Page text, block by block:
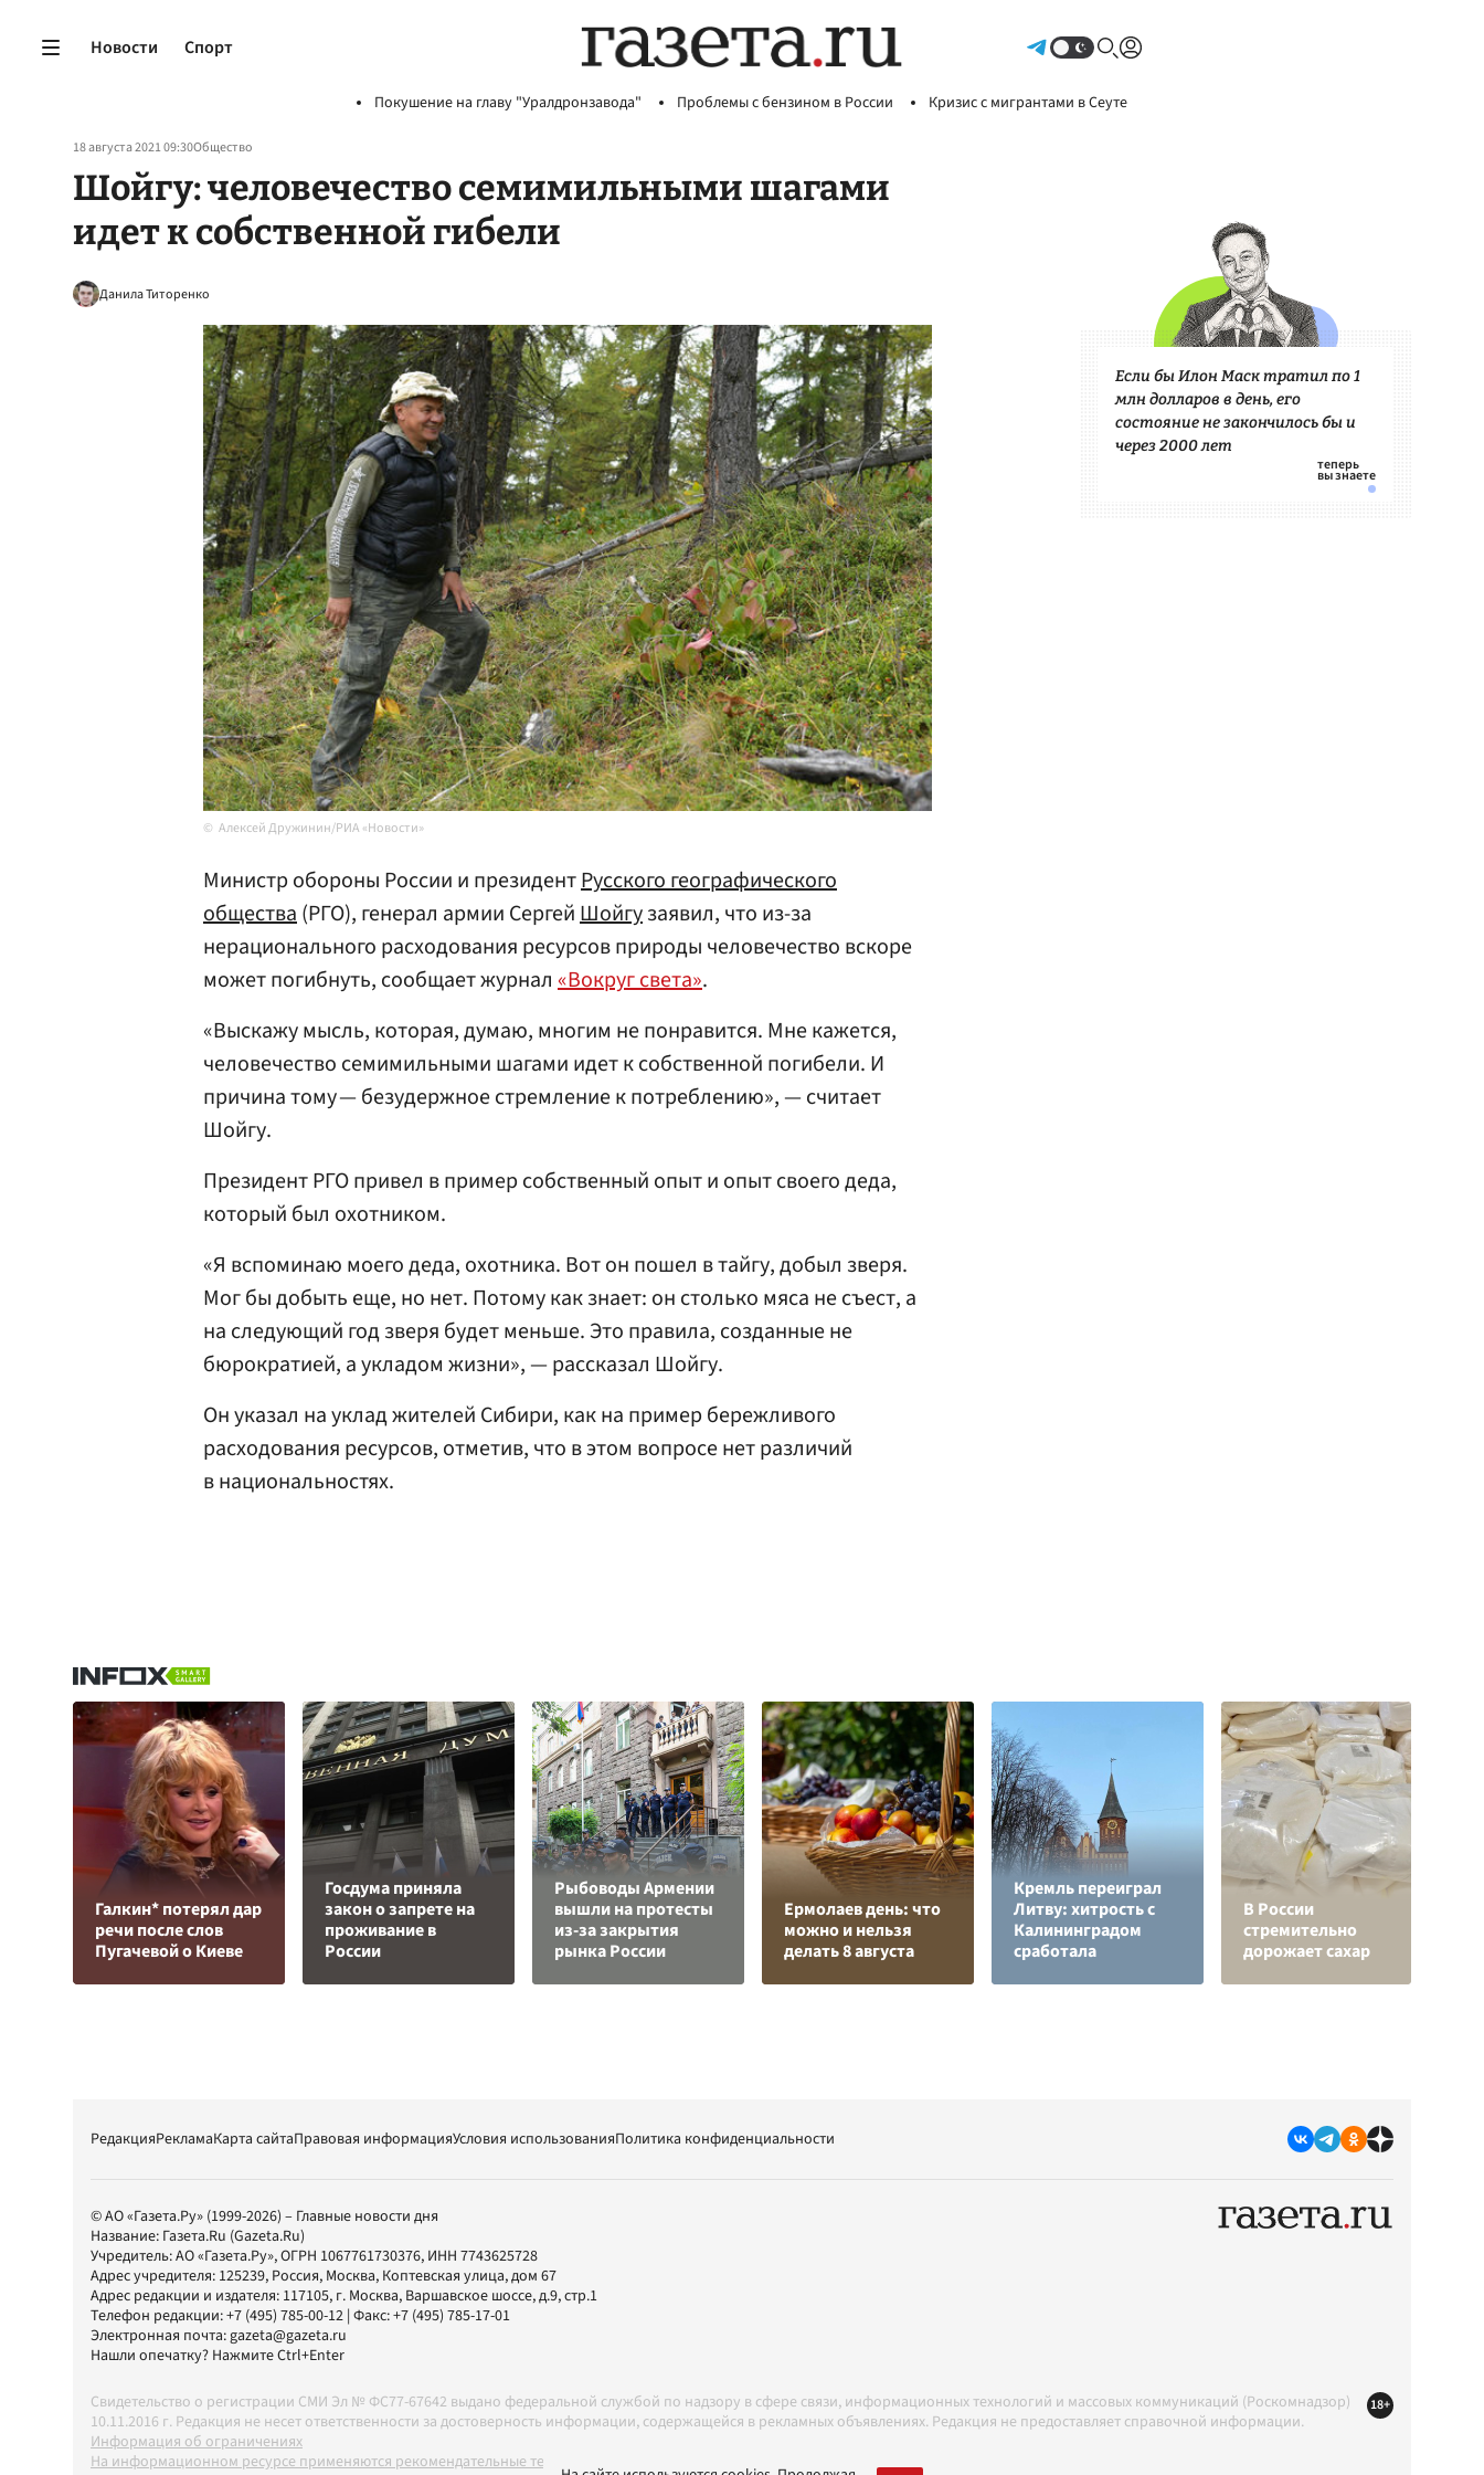
Новости Спорт
Покушение на главу "Уралдронзавода" Проблемы с бензином в России Кризис с мигрантами в Сеуте
18 августа 2021 09:30Общество
Шойгу: человечество семимильными шагами
идет к собственной гибели
Данила Титоренко
Алексей Дружинин/РИА «Новости»
Министр обороны России и президентРусского географического
общества(РГО), генерал армии СергейШойгузаявил, что из-за
нерационального расходования ресурсов природы человечество вскоре
может погибнуть, сообщает журнал «Вокруг света».
«Выскажу мысль, которая, думаю, многим не понравится. Мне кажется,
человечество семимильными шагами идет к собственной погибели. И
причина тому — безудержное стремление к потреблению», — считает
Шойгу.
Президент РГО привел в пример собственный опыт и опыт своего деда,
который был охотником.
«Я вспоминаю моего деда, охотника. Вот он пошел в тайгу, добыл зверя.
Мог бы добыть еще, но нет. Потому как знает: он столько мяса не съест, а
на следующий год зверя будет меньше. Это правила, созданные не
бюрократией, а укладом жизни», — рассказал Шойгу.
Он указал на уклад жителей Сибири, как на пример бережливого
расходования ресурсов, отметив, что в этом вопросе нет различий
в национальностях.
Если бы Илон Маск тратил по 1
млн долларов в день, его
состояние не закончилось бы и
через 2000 лет
Галкин* потерял дар
речи после слов
Пугачевой о Киеве
Госдума приняла
закон о запрете на
проживание в
России
Рыбоводы Армении
вышли на протесты
из-за закрытия
рынка России
Ермолаев день: что
можно и нельзя
делать 8 августа
Кремль переиграл
Литву: хитрость с
Калининградом
сработала
В России
стремительно
дорожает сахар
РедакцияРекламаКарта сайтаПравовая информацияУсловия использованияПолитика конфиденциальности
© АО «Газета.Ру» (1999-2026) – Главные новости дня
Название: Газета.Ru (Gazeta.Ru)
Учредитель:АО «Газета.Ру», ОГРН 1067761730376, ИНН 7743625728
Адрес учредителя: 125239, Россия, Москва, Коптевская улица, дом 67
Адрес редакции и издателя: 117105, г. Москва, Варшавское шоссе, д.9, стр.1
Телефон редакции:+7 (495) 785-00-12 | Факс:+7 (495) 785-17-01
Электронная почта:gazeta@gazeta.ru
Нашли опечатку? Нажмите Ctrl+Enter
Свидетельство о регистрации СМИ Эл № ФС77-67642 выдано федеральной службой по надзору в сфере связи, информационных технологий и массовых коммуникаций (Роскомнадзор)
10.11.2016 г. Редакция не несет ответственности за достоверность информации, содержащейся в рекламных объявлениях. Редакция не предоставляет справочной информации.
Информация об ограничениях
На информационном ресурсе применяются рекомендательные технологии в соответствии с Правилами
18+